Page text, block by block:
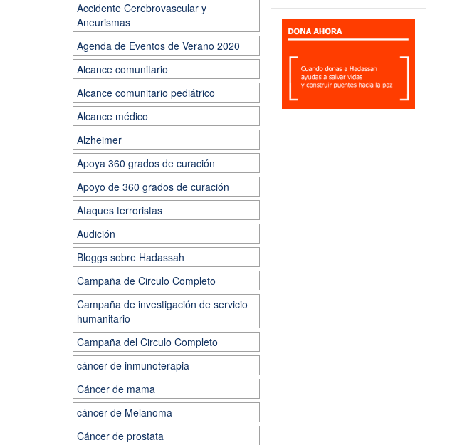
Accidente Cerebrovascular y
Aneurismas
Agenda de Eventos de Verano 2020
Alcance comunitario
Alcance comunitario pediátrico
Alcance médico
Alzheimer
Apoya 360 grados de curación
Apoyo de 360 grados de curación
Ataques terroristas
Audición
Bloggs sobre Hadassah
Campaña de Circulo Completo
Campaña de investigación de servicio
humanitario
Campaña del Circulo Completo
cáncer de inmunoterapia
Cáncer de mama
cáncer de Melanoma
Cáncer de prostata